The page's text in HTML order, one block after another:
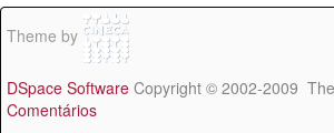
Theme by
DSpace Software Copyright © 2002-2009
Comentários